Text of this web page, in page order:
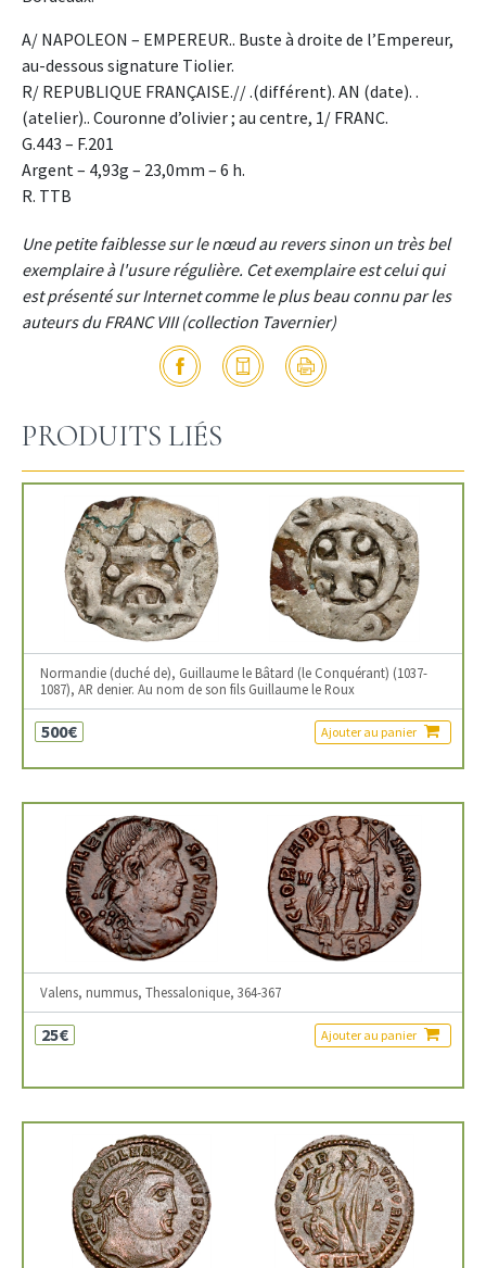
A/ NAPOLEON – EMPEREUR.. Buste à droite de l’Empereur,
au-dessous signature Tiolier.
R/ REPUBLIQUE FRANÇAISE.// .(différent). AN (date). .
(atelier).. Couronne d’olivier ; au centre, 1/ FRANC.
G.443 – F.201
Argent – 4,93g – 23,0mm – 6 h.
R. TTB
Une petite faiblesse sur le nœud au revers sinon un très bel
exemplaire à l'usure régulière. Cet exemplaire est celui qui
est présenté sur Internet comme le plus beau connu par les
auteurs du FRANC VIII (collection Tavernier)
PRODUITS LIÉS
Normandie (duché de), Guillaume le Bâtard (le Conquérant) (1037-
1087), AR denier. Au nom de son fils Guillaume le Roux
500€ Ajouter au panier
Valens, nummus, Thessalonique, 364-367
25€ Ajouter au panier